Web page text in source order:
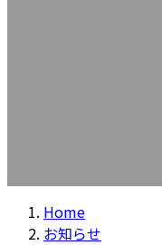
Home
お知らせ